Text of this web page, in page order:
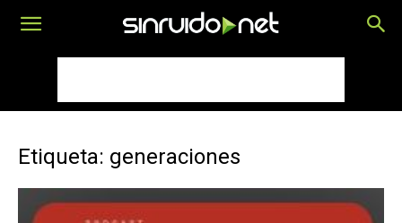
Etiqueta: generaciones